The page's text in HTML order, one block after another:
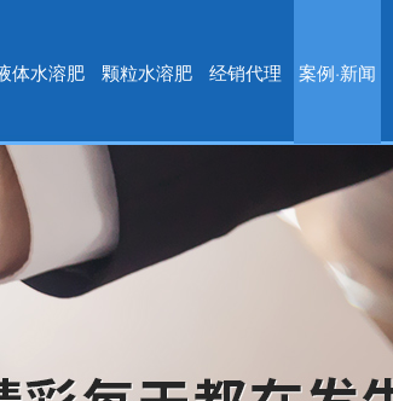
体水溶肥 颗粒水溶肥 经销代理 案例·新闻